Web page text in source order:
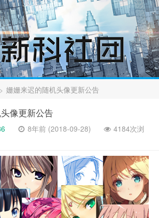
> 姗姗来迟的随机头像更新公告
像更新公告
8年前 (2018-09-28)
4184次浏